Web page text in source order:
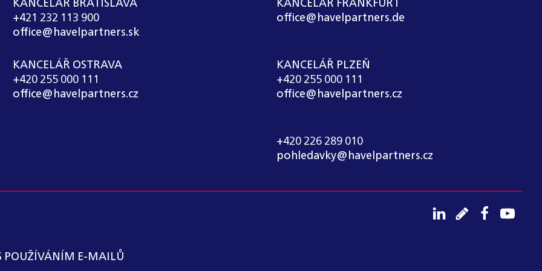
KANCELÁŘ BRATISLAVA
+421 232 113 900
office@havelpartners.sk
KANCELÁŘ FRANKFURT
office@havelpartners.de
KANCELÁŘ OSTRAVA
+420 255 000 111
office@havelpartners.cz
KANCELÁŘ PLZEŇ
+420 255 000 111
office@havelpartners.cz
+420 226 289 010
pohledavky@havelpartners.cz
POUŽÍVÁNÍM E-MAILŮ